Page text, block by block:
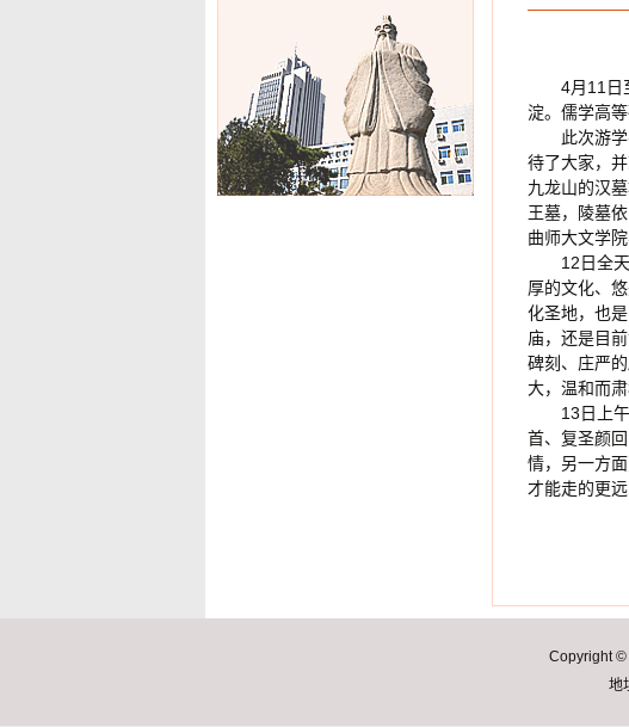
4月11日
淀。儒学高
此次游
待了大家，
九龙山的汉
王墓，陵墓
曲师大文学
12日全
厚的文化、
化圣地，也
庙，还是目
碑刻、庄严
大，温和而
13日上
首、复圣颜
情，另一方
才能走的更
Copyright ©
地